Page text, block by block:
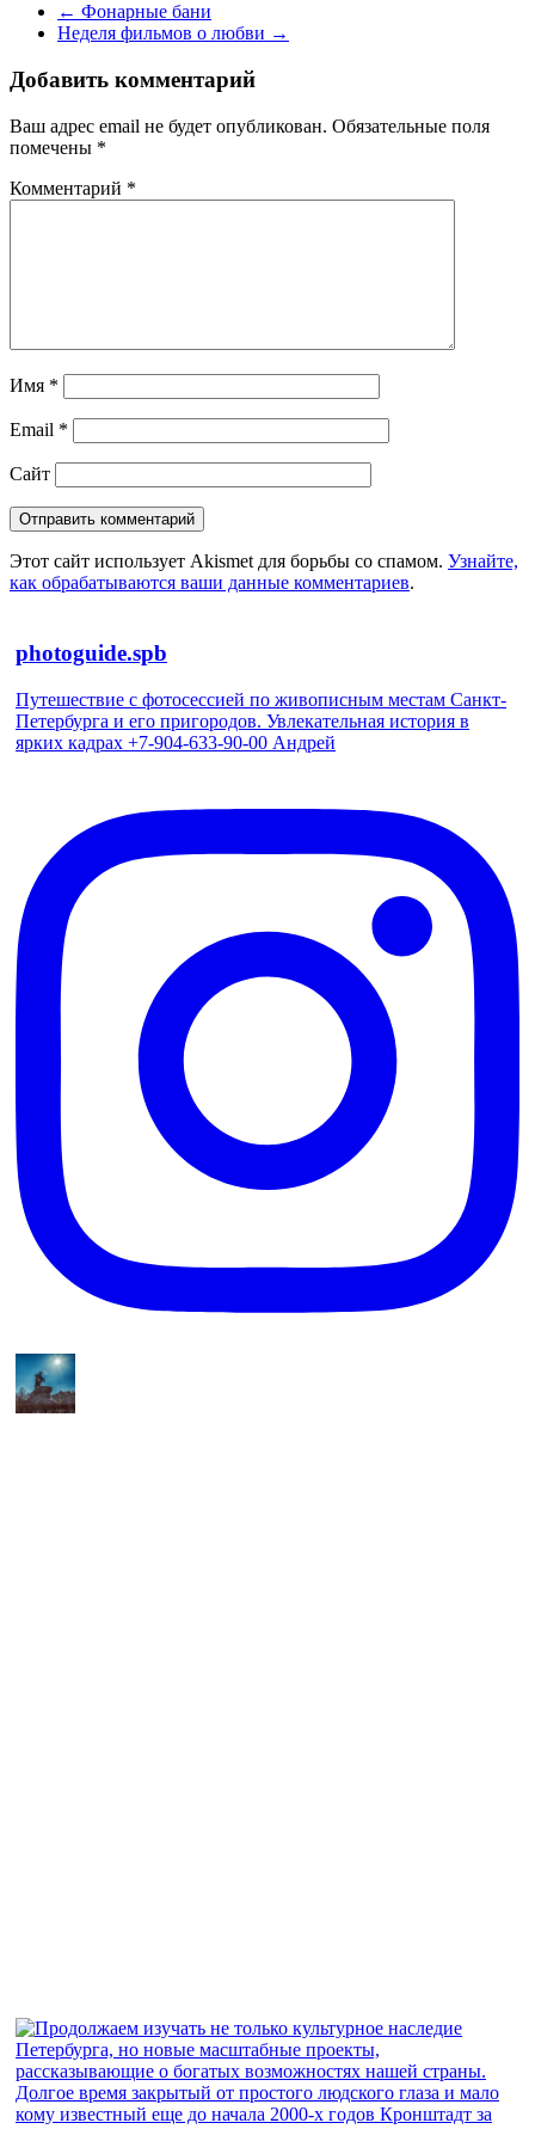
← Фонарные бани
Неделя фильмов о любви →
Добавить комментарий
Ваш адрес email не будет опубликован. Обязательные поля
помечены *
Комментарий *
Имя *
Email *
Сайт
Этот сайт использует Akismet для борьбы со спамом. Узнайте,
как обрабатываются ваши данные комментариев.
photoguide.spb
Путешествие с фотосессией по живописным местам Санкт-
Петербурга и его пригородов. Увлекательная история в
ярких кадрах +7-904-633-90-00 Андрей